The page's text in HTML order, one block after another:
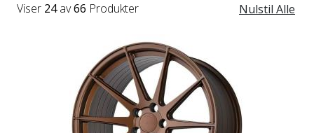
Nulstil Alle
Viser 24av66 Produkter